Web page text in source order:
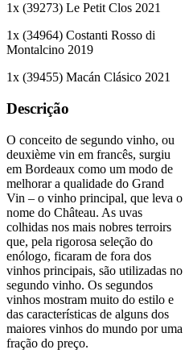
1x (39273) Le Petit Clos 2021
1x (34964) Costanti Rosso di
Montalcino 2019
1x (39455) Macán Clásico 2021
Descrição
O conceito de segundo vinho, ou
deuxième vin em francês, surgiu
em Bordeaux como um modo de
melhorar a qualidade do Grand
Vin – o vinho principal, que leva o
nome do Château. As uvas
colhidas nos mais nobres terroirs
que, pela rigorosa seleção do
enólogo, ficaram de fora dos
vinhos principais, são utilizadas no
segundo vinho. Os segundos
vinhos mostram muito do estilo e
das características de alguns dos
maiores vinhos do mundo por uma
fração do preço.